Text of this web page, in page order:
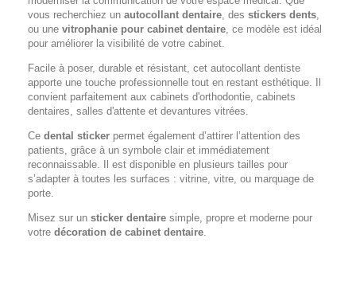
vous recherchiez un autocollant dentaire, des stickers dents,
ou une vitrophanie pour cabinet dentaire, ce modèle est idéal
pour améliorer la visibilité de votre cabinet.
Facile à poser, durable et résistant, cet autocollant dentiste
apporte une touche professionnelle tout en restant esthétique. Il
convient parfaitement aux cabinets d'orthodontie, cabinets
dentaires, salles d'attente et devantures vitrées.
Ce dental sticker permet également d’attirer l’attention des
patients, grâce à un symbole clair et immédiatement
reconnaissable. Il est disponible en plusieurs tailles pour
s’adapter à toutes les surfaces : vitrine, vitre, ou marquage de
porte.
Misez sur un sticker dentaire simple, propre et moderne pour
votre décoration de cabinet dentaire.